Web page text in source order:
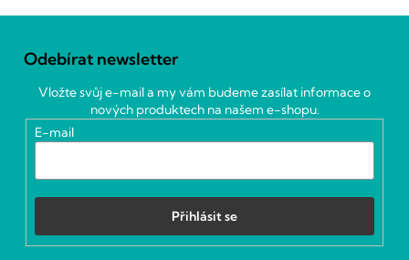
Odebírat newsletter
Vložte svůj e-mail a my vám budeme zasílat informace o
nových produktech na našem e-shopu.
E-mail
Přihlásit se